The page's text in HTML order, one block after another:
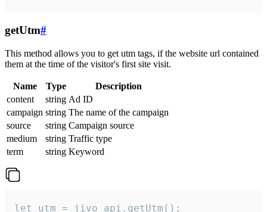
getUtm#
This method allows you to get utm tags, if the website url contained
them at the time of the visitor's first site visit.
Name Type
Description
content
string Ad ID
campaign string The name of the campaign
source
string Campaign source
medium
string Traffic type
term
string Keyword
let utm = jivo_api.getUtm();